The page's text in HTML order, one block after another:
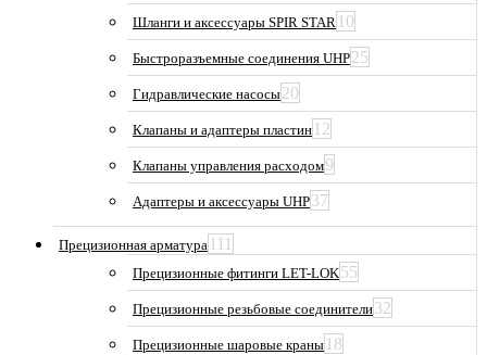
Шланги и аксессуары SPIR STAR 10
Быстроразъемные соединения UHP25
Гидравлические насосы20
Клапаны и адаптеры пластин 12
Клапаны управления расходом9
Адаптеры и аксессуары UHP37
Прецизионная арматура 111
Прецизионные фитинги LET-LOK55
Прецизионные резьбовые соединители32
Прецизионные шаровые краны 18